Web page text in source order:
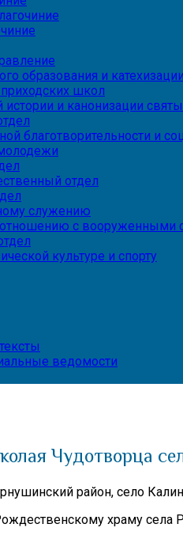
образования и катехизации
школ
и канонизации
благотворительности и
отдел
служению
с вооруженными
культуре и спорту
ведомости
Чудотворца
район, село
храму села